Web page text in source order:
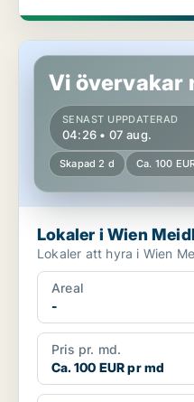
Lokaler i Wien Meidling, Wien
Vi övervakar
SENAST UPPDATERAD
04:26 • 07 aug.
Skapad 2 d Ca. 100
Lokaler i Wien
Lokaler att hyra i Wien
Areal
-
Pris pr. md.
Ca. 100 EUR pr md